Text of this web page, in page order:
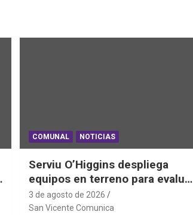
COMUNAL NOTICIAS
Serviu O’Higgins despliega
equipos en terreno para evaluar
daños habitacionales tras el
Sistema Frontal
3 de agosto de 2026
San Vicente Comunica